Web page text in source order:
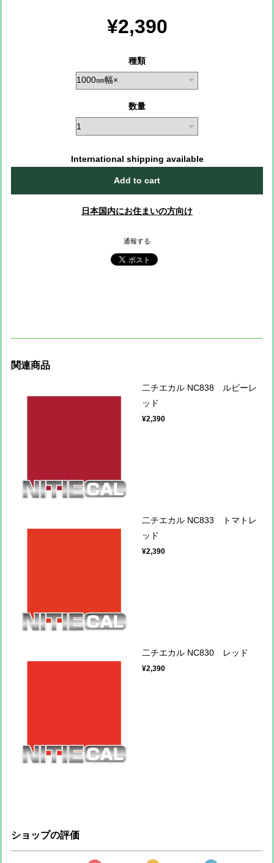
¥2,390
種類
数量
International shipping available
Add to cart
日本国内にお住まいの方向け
通報する
関連商品
二チエカル NC838 ルビーレ
ッド
¥2,390
二チエカル NC833 トマトレ
ッド
¥2,390
二チエカル NC830 レッド
¥2,390
ショップの評価